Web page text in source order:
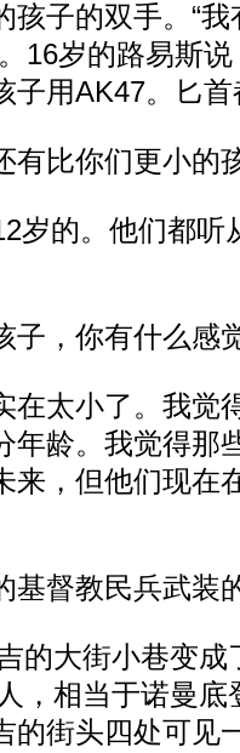
孩子的双手。“
16岁的路易斯
子用AK47。匕首
比你们更小的
的。他们都听
，你有什么感
小了。我觉
年龄。我觉得那
来，但他们现在
督教民兵武装
大街小巷变成
，相当于诺曼底
的街头四处可见